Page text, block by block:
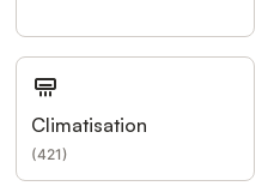
Climatisation
(421)